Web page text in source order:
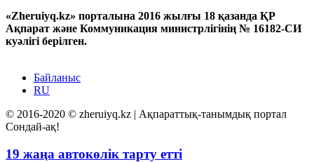
«Zheruiyq.kz» порталына 2016 жылғы 18 қазанда ҚР
Ақпарат және Коммуникация министрлігінің № 16182-СИ
куәлігі берілген.
Байланыс
RU
© 2016-2020 © zheruiyq.kz | Ақпараттық-танымдық портал
Сондай-ақ!
19 жаңа автокөлік тарту етті